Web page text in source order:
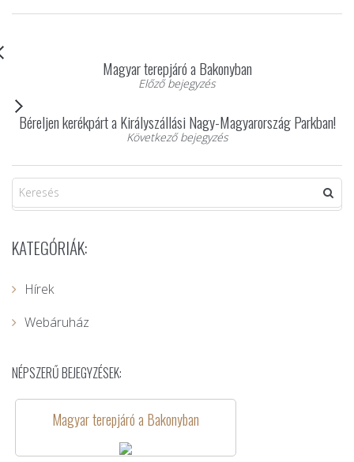
Magyar terepjáró a Bakonyban
Előző bejegyzés
Béreljen kerékpárt a Királyszállási Nagy-Magyarország Parkban!
Következő bejegyzés
KATEGÓRIÁK:
Hírek
Webáruház
NÉPSZERŰ BEJEGYZÉSEK:
Magyar terepjáró a Bakonyban